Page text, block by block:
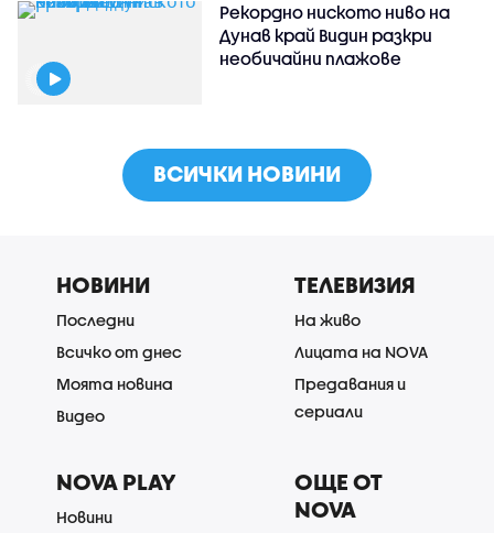
Рекордно ниското ниво на
Дунав край Видин разкри
необичайни плажове
ВСИЧКИ НОВИНИ
НОВИНИ
Последни
Всичко от днес
Моята новина
Видео
ТЕЛЕВИЗИЯ
На живо
Лицата на NOVA
Предавания и
сериали
NOVA PLAY
Новини
ОЩЕ ОТ
NOVA